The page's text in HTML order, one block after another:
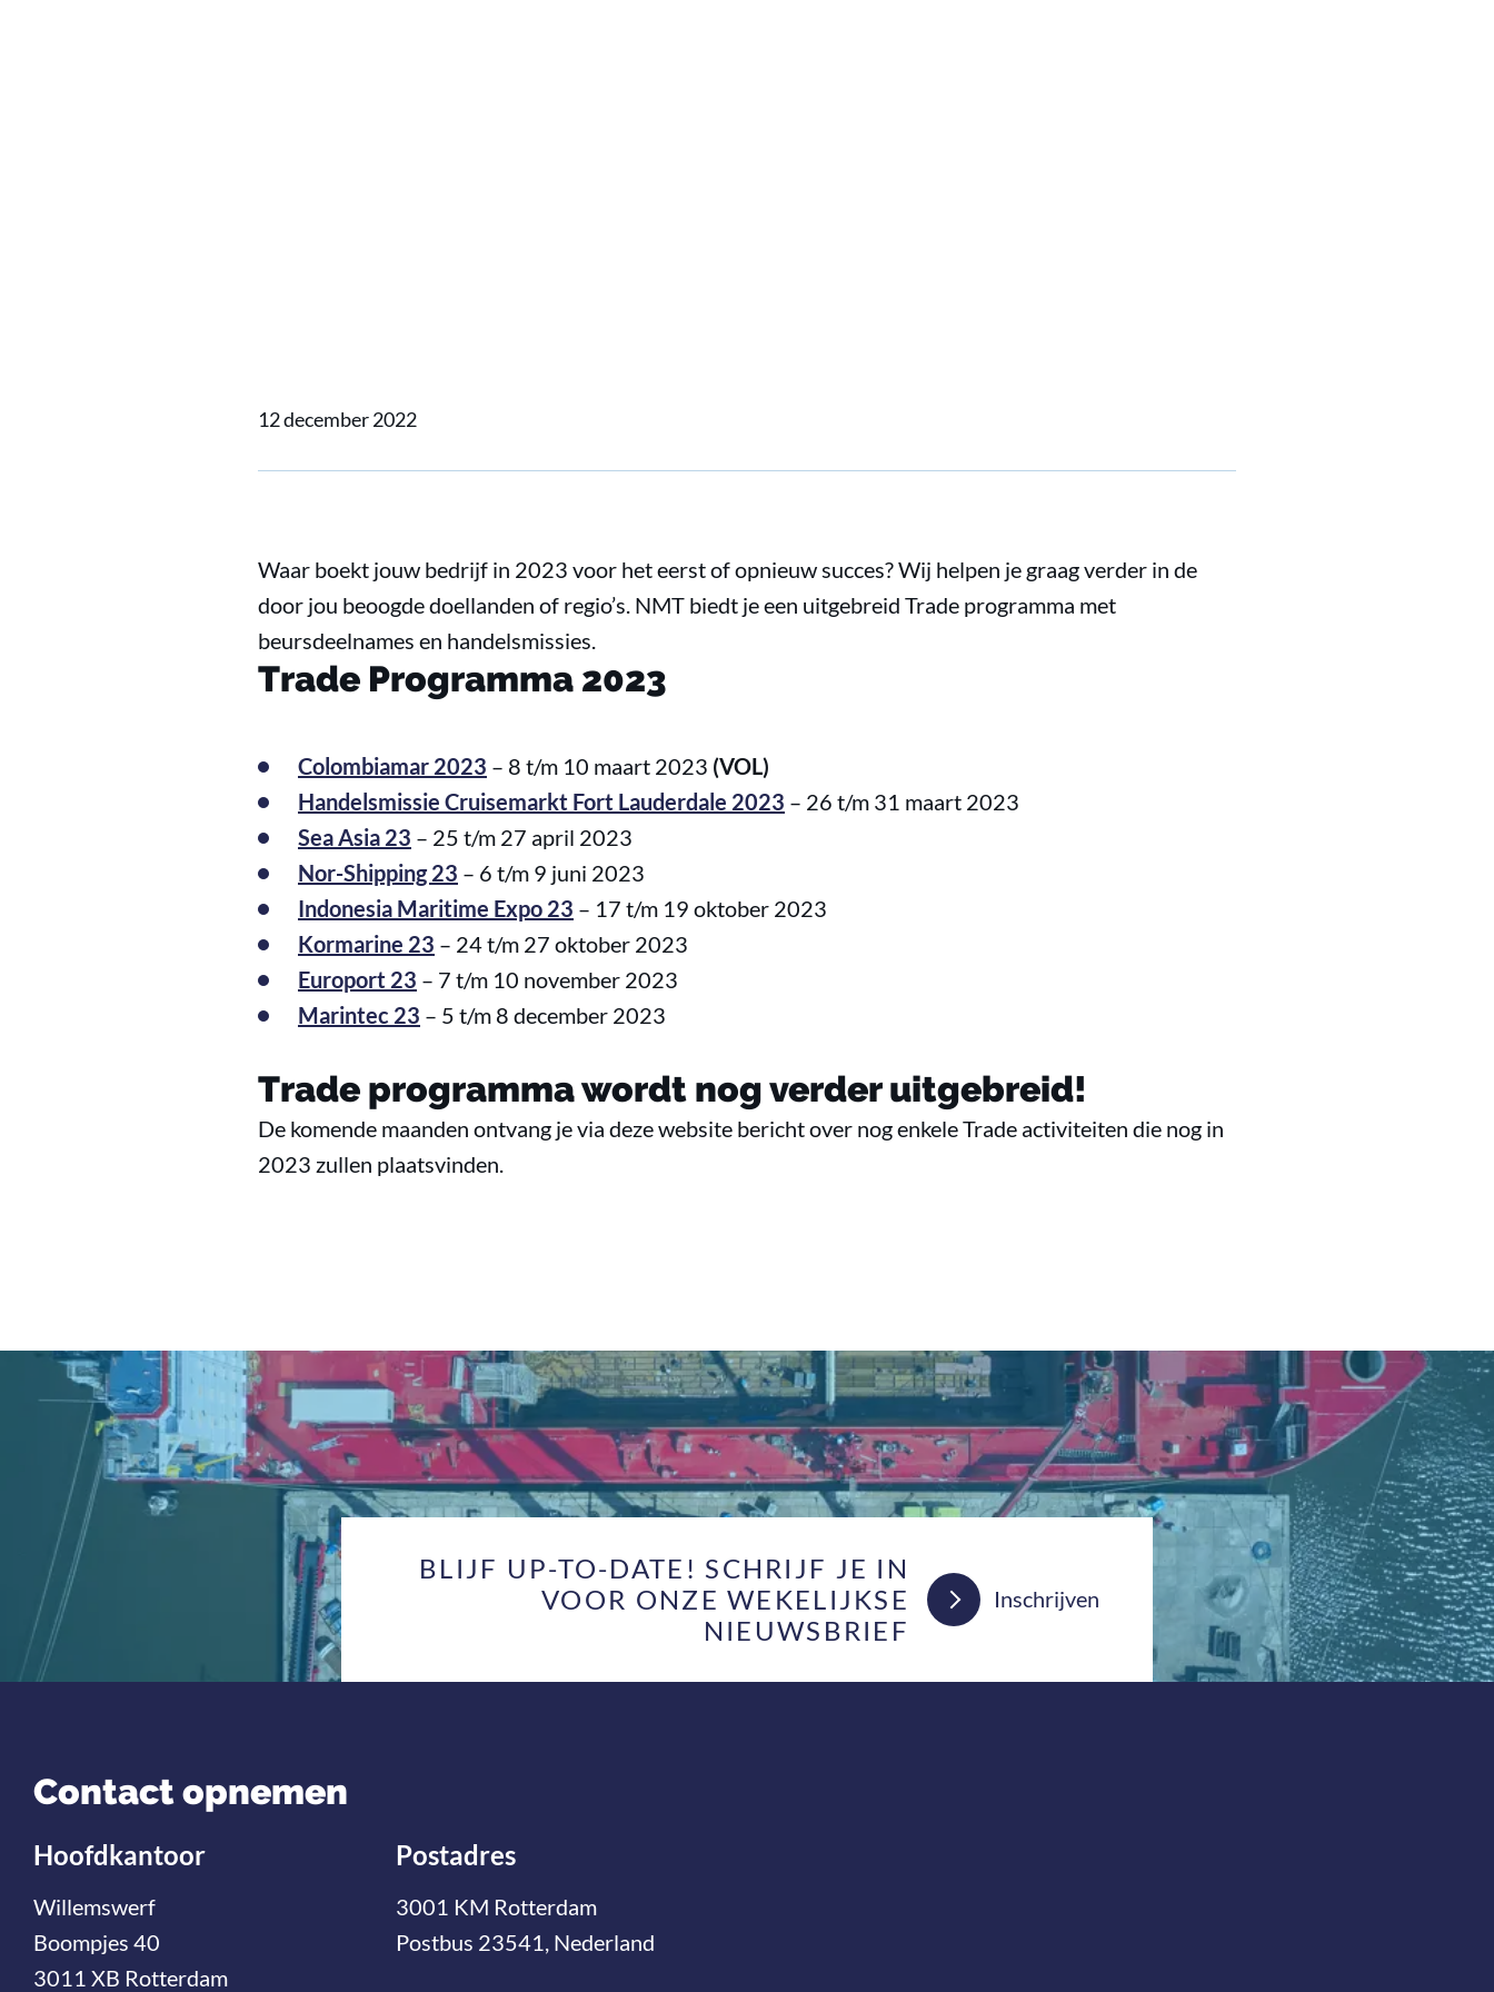
12 december 2022
Waar boekt jouw bedrijf in 2023 voor het eerst of opnieuw succes? Wij helpen je graag verder in de
door jou beoogde doellanden of regio’s. NMT biedt je een uitgebreid Trade programma met
beursdeelnames en handelsmissies.
Trade Programma 2023
Colombiamar 2023 – 8 t/m 10 maart 2023 (VOL)
Handelsmissie Cruisemarkt Fort Lauderdale 2023 – 26 t/m 31 maart 2023
Sea Asia 23 – 25 t/m 27 april 2023
Nor-Shipping 23 – 6 t/m 9 juni 2023
Indonesia Maritime Expo 23 – 17 t/m 19 oktober 2023
Kormarine 23 – 24 t/m 27 oktober 2023
Europort 23 – 7 t/m 10 november 2023
Marintec 23 – 5 t/m 8 december 2023
Trade programma wordt nog verder uitgebreid!
De komende maanden ontvang je via deze website bericht over nog enkele Trade activiteiten die nog in
2023 zullen plaatsvinden.
BLIJF UP-TO-DATE! SCHRIJF JE IN
VOOR ONZE WEKELIJKSE
NIEUWSBRIEF
Inschrijven
Contact opnemen
Hoofdkantoor
Willemswerf
Boompjes 40
3011 XB Rotterdam
Postadres
3001 KM Rotterdam
Postbus 23541, Nederland